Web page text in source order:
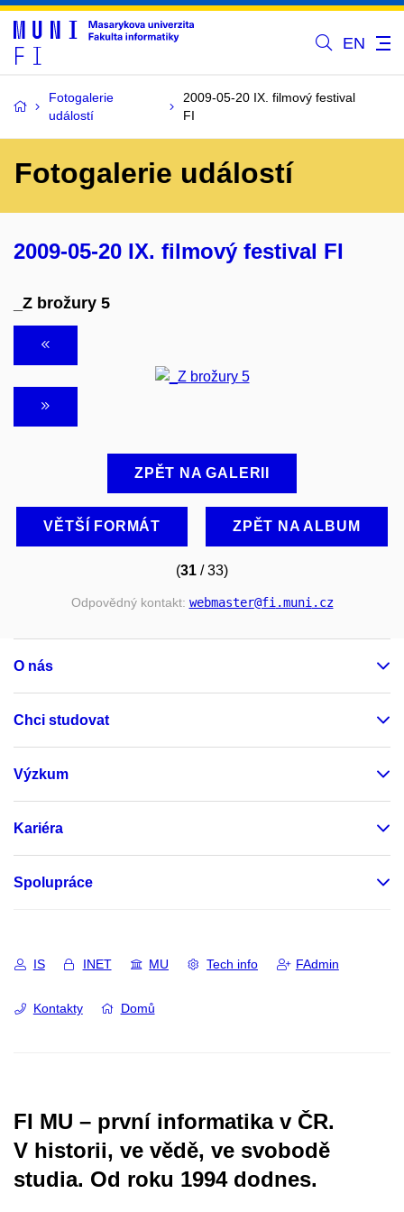
EN
Fotogalerie
událostí
2009-05-20 IX. filmový festival
FI
Fotogalerie událostí
2009-05-20 IX. filmový festival FI
_Z brožury 5
ZPĚT NA GALERII
VĚTŠÍ FORMÁT ZPĚT NA ALBUM
(31 / 33)
Odpovědný kontakt: webmaster@fi.muni.cz
O nás
Chci studovat
Výzkum
Kariéra
Spolupráce
IS INET MU Tech info FAdmin
Kontakty Domů
FI MU – první informatika v ČR.
V historii, ve vědě, ve svobodě
studia. Od roku 1994 dodnes.